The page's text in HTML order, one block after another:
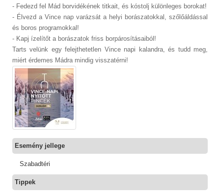
- Fedezd fel Mád borvidékének titkait, és kóstolj különleges borokat!
- Élvezd a Vince nap varázsát a helyi borászatokkal, szőlőáldással
és boros programokkal!
- Kapj ízelítőt a borászatok friss borpárosításaiból!
Tarts velünk egy felejthetetlen Vince napi kalandra, és tudd meg,
miért érdemes Mádra mindig visszatérni!
Esemény jellege
Szabadtéri
Tippek